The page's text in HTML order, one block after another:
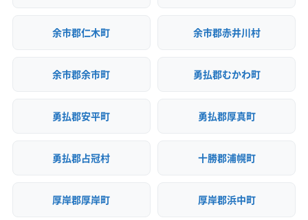
余市郡仁木町 余市郡赤井川村
余市郡余市町 勇払郡むかわ町
勇払郡安平町 勇払郡厚真町
勇払郡占冠村 十勝郡浦幌町
厚岸郡厚岸町 厚岸郡浜中町